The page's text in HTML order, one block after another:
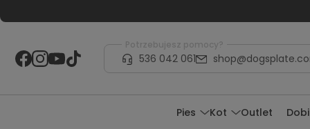
Potrzebujesz pomocy?
536 042 061
Pies Kot Outlet